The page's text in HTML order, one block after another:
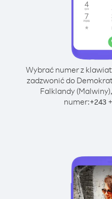
Wybrać numer z
zadzwonić do
Falklandy
numer:+243+